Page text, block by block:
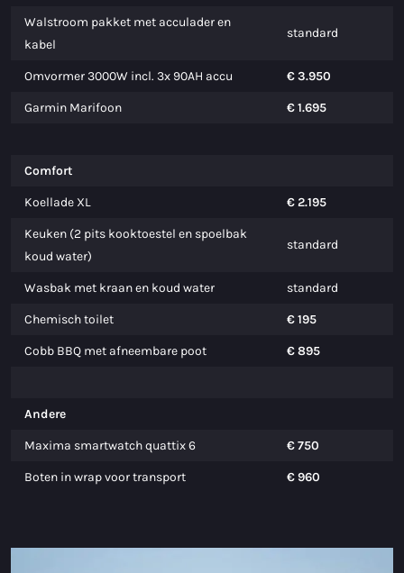
Walstroom pakket met acculader en
kabel
standard
Omvormer 3000W incl. 3x 90AH accu € 3.950
Garmin Marifoon € 1.695
Comfort
Koellade XL € 2.195
Keuken (2 pits kooktoestel en spoelbak
koud water)
standard
Wasbak met kraan en koud water standard
Chemisch toilet € 195
Cobb BBQ met afneembare poot € 895
Andere
Maxima smartwatch quattix 6 € 750
Boten in wrap voor transport € 960